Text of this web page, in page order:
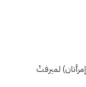
لميرفتْ